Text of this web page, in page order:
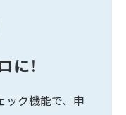
に！
ック機能で、申